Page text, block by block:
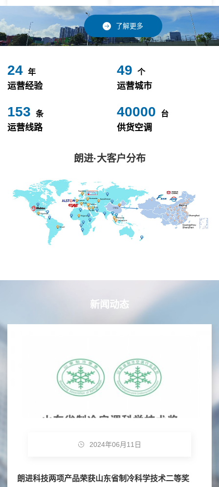
了解更多
24 年
运营经验
49 个
运营城市
153 条
运营线路
40000 台
供货空调
朗进·大客户分布
新闻动态
2024年06月11日
朗进科技两项产品荣获山东省制冷科学技术二等奖